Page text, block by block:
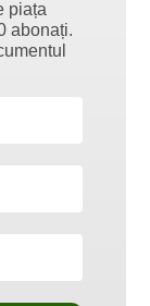
piața
abonați.